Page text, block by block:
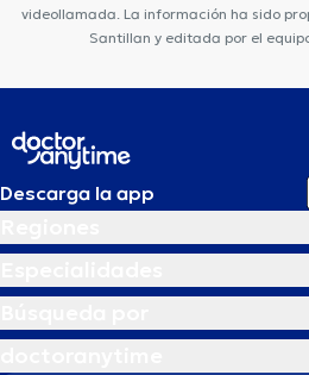
videollamada. La información ha sido
Santillan y editada por el
Descarga la app